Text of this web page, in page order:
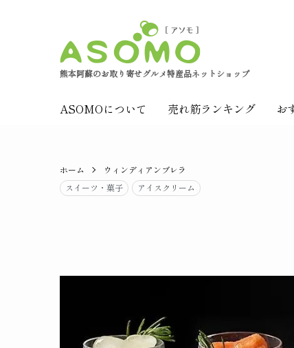
熊本阿蘇のお取り寄せグルメ特産品ネットショップ
ASOMOについて 売れ筋ランキング お
ホーム
ウィンディアンブレラ
スイーツ・菓子
アイスクリーム